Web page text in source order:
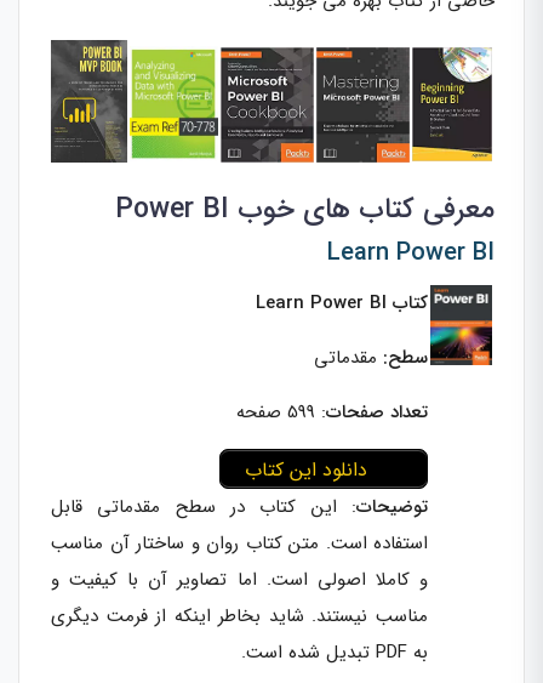
معرفی کتاب های خوب Power BI
Learn Power BI
کتاب Learn Power BI
سطح: مقدماتی
تعداد صفحات: 599 صفحه
دانلود این کتاب
توضیحات: این کتاب در سطح مقدماتی قابل
استفاده است. متن کتاب روان و ساختار آن مناسب
و کاملا اصولی است. اما تصاویر آن با کیفیت و
مناسب نیستند. شاید بخاطر اینکه از فرمت دیگری
به PDF تبدیل شده است.